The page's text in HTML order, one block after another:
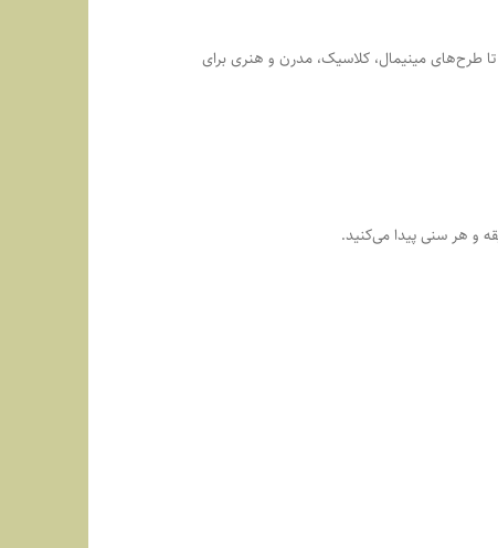
طرح‌های مینیمال، کلاسیک، مدرن و هنری برای
و هر سنی پیدا می‌کنید.